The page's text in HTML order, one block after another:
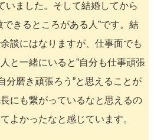
いました。そして結婚してから
きるところがある人”です。結
談にはなりますが、仕事面でも
と一緒にいると”自分も仕事頑張
分磨き頑張ろう”と思えることが
にも繋がっているなと思えるの
よかったなと感じています。